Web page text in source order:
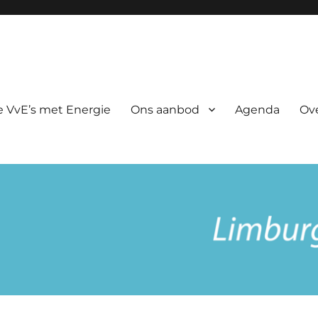
VvE’s met Energie Ons aanbod Agenda